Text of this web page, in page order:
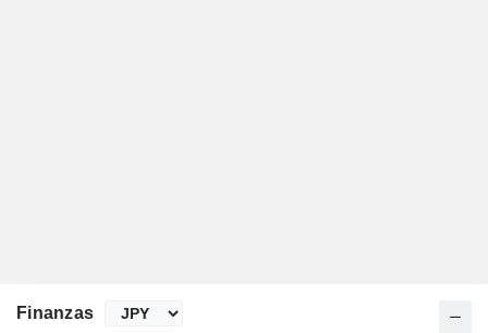
Finanzas